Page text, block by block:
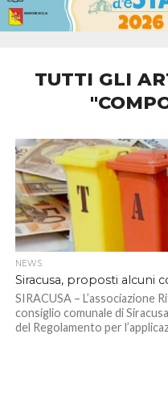
TUTTI GLI
NEWS
Siracusa, proposti alcuni
SIRACUSA – L’associazione
consiglio comunale di
del Regolamento per